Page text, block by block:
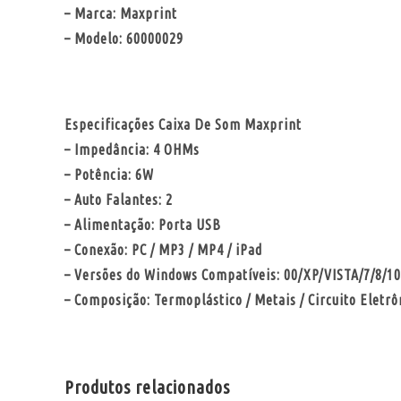
– Marca: Maxprint
– Modelo: 60000029
Especificações Caixa De Som Maxprint
– Impedância: 4 OHMs
– Potência: 6W
– Auto Falantes: 2
– Alimentação: Porta USB
– Conexão: PC / MP3 / MP4 / iPad
– Versões do Windows Compatíveis: 00/XP/VISTA/7/8/10
– Composição: Termoplástico / Metais / Circuito
Produtos relacionados